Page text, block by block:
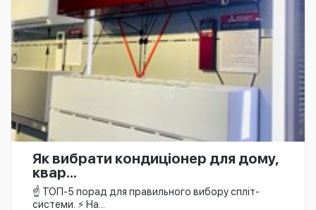
Як вибрати кондиціонер для дому,
квар...
☝️ ТОП-5 порад для правильного вибору спліт-
системи. ⚡ На...